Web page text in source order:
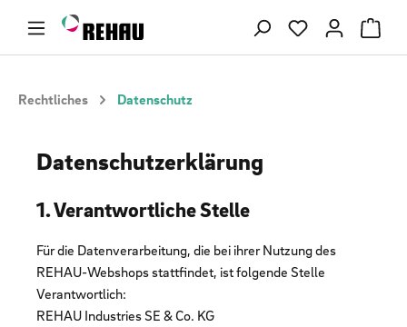
Zum Hauptinhalt springen Du hast 0
Rechtliches Datenschutz
Datenschutzerklärung
1. Verantwortliche Stelle
Für die Datenverarbeitung, die bei ihrer Nutzung des
REHAU-Webshops stattfindet, ist folgende Stelle
Verantwortlich:
REHAU Industries SE & Co. KG